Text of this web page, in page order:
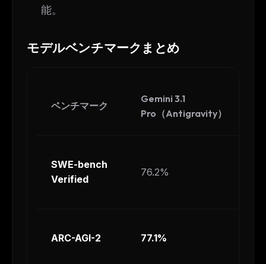
能。
モデルベンチマークまとめ
ベンチマーク
Gemini 3.1
Pro（Antigravity）
SWE-bench
Verified
76.2%
ARC-AGI-2 77.1%